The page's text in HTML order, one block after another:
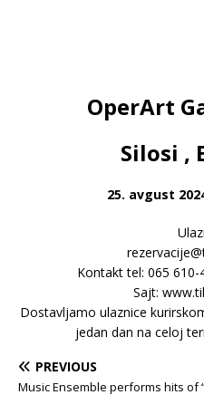
OperArt
Silosi ,
25. avgust
Kontakt tel: 065
Sajt:
Dostavljamo ulaznice
jedan dan na celoj
PREVIOUS
Music Ensemble performs hits of